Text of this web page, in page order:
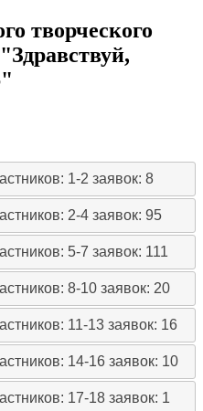
творческого
1-2заявок: 8
2-4заявок: 95
5-7заявок: 111
8-10заявок: 20
11-13заявок: 16
14-16заявок: 10
17-18заявок: 1